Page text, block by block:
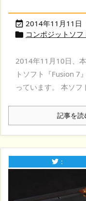
 2014年11月11日
 コンポジットソフ
2014年11月10日、
トソフト『Fusion 7
っています。 本ソ
記事を読
：